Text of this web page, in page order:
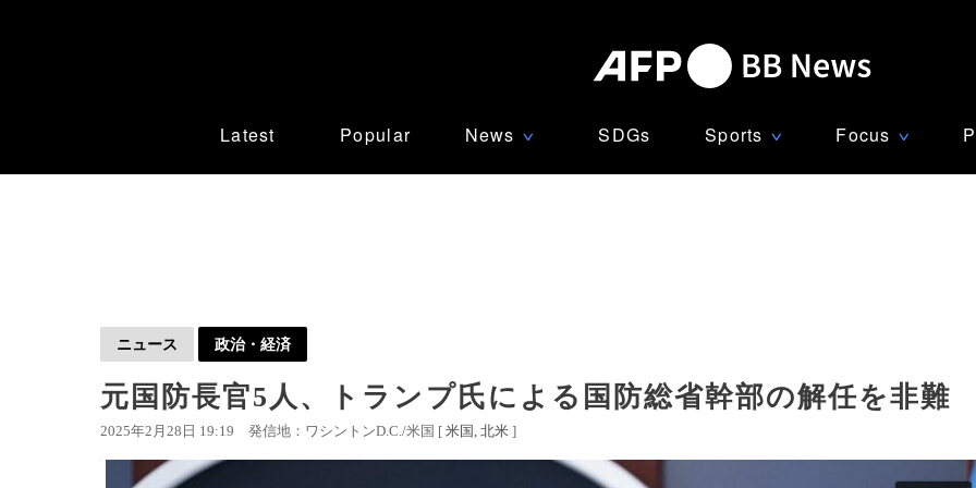
Latest Popular News ∨ SDGs Sports ∨ Focus ∨
ニュース 政治・経済
元国防長官5人、トランプ氏による国防総省幹部の解任を非難
2025年2月28日 19:19 発信地：ワシントンD.C./米国 [ 米国 北米 ]